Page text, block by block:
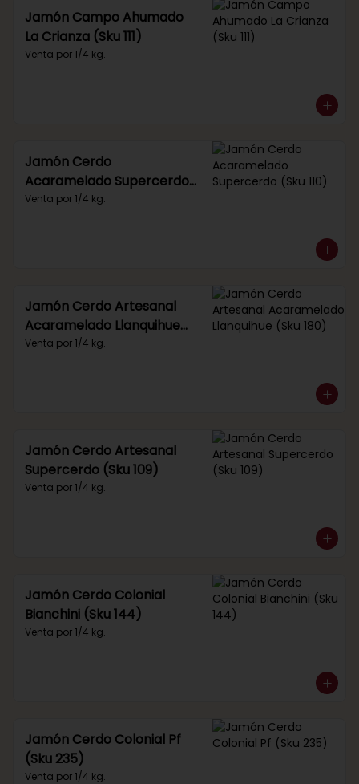
Jamón Campo Ahumado
La Crianza (Sku 111)
Venta por 1/4 kg.
Jamón Cerdo
Acaramelado Supercerdo
(Sku 110)
Venta por 1/4 kg.
Jamón Cerdo Artesanal
Acaramelado Llanquihue
(Sku 180)
Venta por 1/4 kg.
Jamón Cerdo Artesanal
Supercerdo (Sku 109)
Venta por 1/4 kg.
Jamón Cerdo Colonial
Bianchini (Sku 144)
Venta por 1/4 kg.
Jamón Cerdo Colonial Pf
(Sku 235)
Venta por 1/4 kg.